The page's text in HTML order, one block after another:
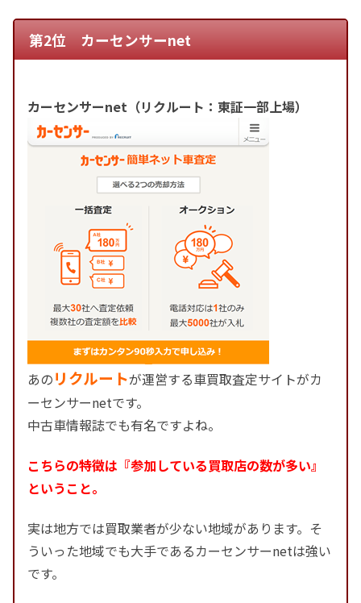
第2位 カーセンサーnet
カーセンサーnet（リクルート：東証一部上場）
あのリクルートが運営する車買取査定サイトがカ
ーセンサーnetです。
中古車情報誌でも有名ですよね。
こちらの特徴は『参加している買取店の数が多い』
ということ。
実は地方では買取業者が少ない地域があります。そ
ういった地域でも大手であるカーセンサーnetは強い
です。